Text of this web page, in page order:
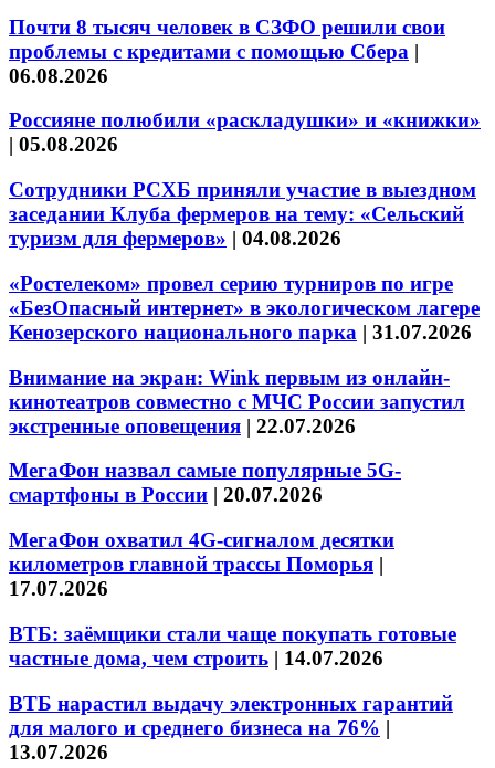
Почти 8 тысяч человек в СЗФО решили свои
проблемы с кредитами с помощью Сбера |
06.08.2026
Россияне полюбили «раскладушки» и «книжки»
| 05.08.2026
Сотрудники РСХБ приняли участие в выездном
заседании Клуба фермеров на тему: «Сельский
туризм для фермеров» | 04.08.2026
«Ростелеком» провел серию турниров по игре
«БезОпасный интернет» в экологическом лагере
Кенозерского национального парка | 31.07.2026
Внимание на экран: Wink первым из онлайн-
кинотеатров совместно с МЧС России запустил
экстренные оповещения | 22.07.2026
МегаФон назвал самые популярные 5G-
смартфоны в России | 20.07.2026
МегаФон охватил 4G-сигналом десятки
километров главной трассы Поморья |
17.07.2026
ВТБ: заёмщики стали чаще покупать готовые
частные дома, чем строить | 14.07.2026
ВТБ нарастил выдачу электронных гарантий
для малого и среднего бизнеса на 76% |
13.07.2026